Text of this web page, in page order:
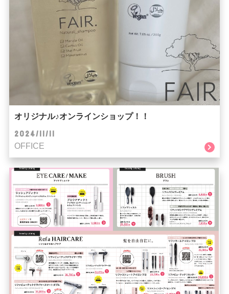
オリジナル♪オンラインショップ！！
2024/11/11
OFFICE